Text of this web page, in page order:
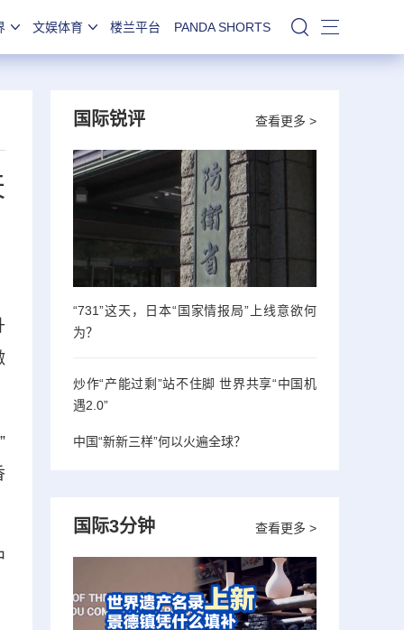
文娱体育 楼兰平台 PANDA SHORTS 站内搜索
查看更多 >
国际锐评
“731”这天，日本“国家情报局”上线意欲何
为？
炒作“产能过剩”站不住脚 世界共享“中国机
遇2.0”
中国“新新三样”何以火遍全球？
查看更多 >
国际3分钟